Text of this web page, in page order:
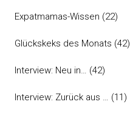
Expatmamas-Wissen (22)
Glückskeks des Monats (42)
Interview: Neu in… (42)
Interview: Zurück aus … (11)